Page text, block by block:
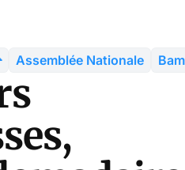
Assemblée Nationale